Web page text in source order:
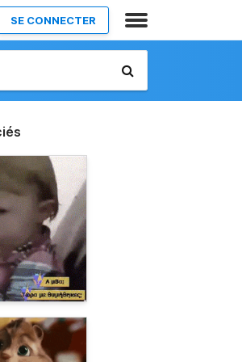
SE CONNECTER